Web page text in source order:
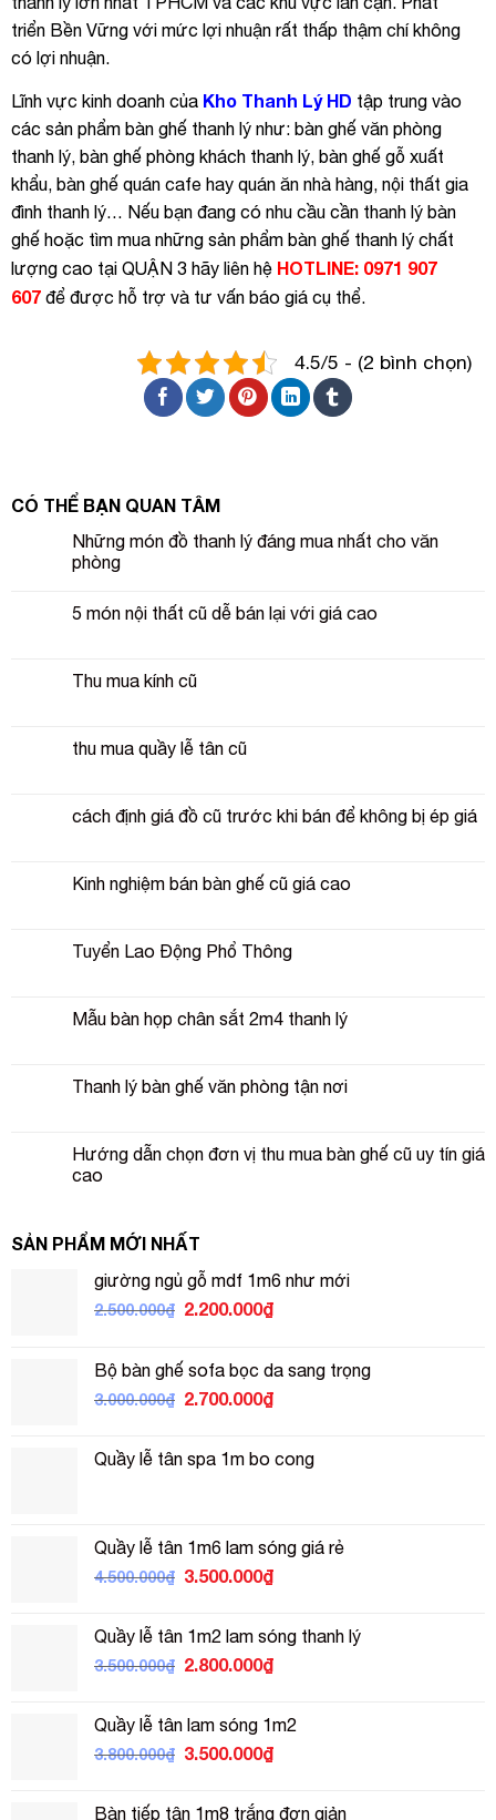
triển Bền Vững với mức lợi nhuận rất thấp thậm chí không
có lợi nhuận.
Lĩnh vực kinh doanh của Kho Thanh Lý HD tập trung vào
các sản phẩm bàn ghế thanh lý như: bàn ghế văn phòng
thanh lý, bàn ghế phòng khách thanh lý, bàn ghế gỗ xuất
khẩu, bàn ghế quán cafe hay quán ăn nhà hàng, nội thất gia
đình thanh lý… Nếu bạn đang có nhu cầu cần thanh lý bàn
ghế hoặc tìm mua những sản phẩm bàn ghế thanh lý chất
lượng cao tại QUẬN 3 hãy liên hệ HOTLINE: 0971 907
607 để được hỗ trợ và tư vấn báo giá cụ thể.
4.5/5 - (2 bình chọn)
CÓ THỂ BẠN QUAN TÂM
Những món đồ thanh lý đáng mua nhất cho văn
phòng
5 món nội thất cũ dễ bán lại với giá cao
Thu mua kính cũ
thu mua quầy lễ tân cũ
cách định giá đồ cũ trước khi bán để không bị ép giá
Kinh nghiệm bán bàn ghế cũ giá cao
Tuyển Lao Động Phổ Thông
Mẫu bàn họp chân sắt 2m4 thanh lý
Thanh lý bàn ghế văn phòng tận nơi
Hướng dẫn chọn đơn vị thu mua bàn ghế cũ uy tín giá
cao
SẢN PHẨM MỚI NHẤT
giường ngủ gỗ mdf 1m6 như mới
2.500.000₫ Giá
2.500.000₫.
2.200.000₫Giá
là:
2.200.000₫.
Bộ bàn ghế sofa bọc da sang trọng
3.000.000₫ Giá
3.000.000₫.
2.700.000₫Giá
là:
Quầy lễ tân spa 1m bo cong
Quầy lễ tân 1m6 lam sóng giá rẻ
4.500.000₫ Giá
4.500.000₫.
3.500.000₫Giá
là:
3.500.000₫.
Quầy lễ tân 1m2 lam sóng thanh lý
3.500.000₫ Giá
3.500.000₫.
2.800.000₫Giá
là:
2.800.000₫.
Quầy lễ tân lam sóng 1m2
3.800.000₫ Giá
3.500.000₫Giá
Bàn tiếp tân 1m8 trắng đơn giản